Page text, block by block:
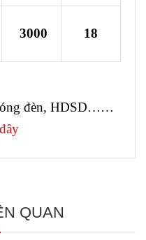
3000 18
đèn, HDSD……
QUAN